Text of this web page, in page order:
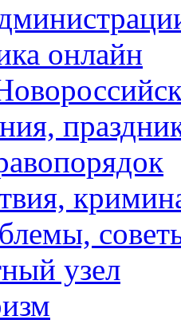
онлайн
узел